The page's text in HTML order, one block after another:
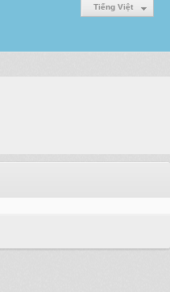
Tiếng Việt